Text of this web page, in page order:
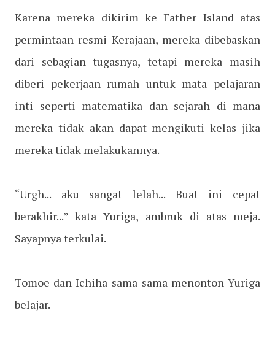
Karena mereka dikirim ke Father Island atas
permintaan resmi Kerajaan, mereka dibebaskan
dari sebagian tugasnya, tetapi mereka masih
diberi pekerjaan rumah untuk mata pelajaran
inti seperti matematika dan sejarah di mana
mereka tidak akan dapat mengikuti kelas jika
mereka tidak melakukannya.
“Urgh... aku sangat lelah... Buat ini cepat
berakhir...” kata Yuriga, ambruk di atas meja.
Sayapnya terkulai.
Tomoe dan Ichiha sama-sama menonton Yuriga
belajar.